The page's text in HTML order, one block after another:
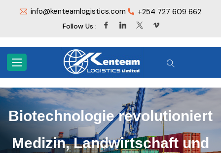
info@kenteamlogistics.com +254 727 609 662
Follow Us :
Biotechnologie revolutioniert
Medizin, Landwirtschaft und